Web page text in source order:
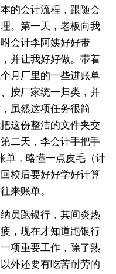
的会计流程，跟随会
。第一天，老板向我
会计李阿姨好好带
并让我好好做。带着
月厂里的一些进账单
按厂家统一归类，并
虽然这项任务很简
这份整洁的文件夹交
二天，李会计手把手
单，略懂一点皮毛（计
校后要好好学好计算
来账单。
员跑银行，其间炎热
，现在才知道跑银行
项重要工作，除了熟
外还要有吃苦耐劳的